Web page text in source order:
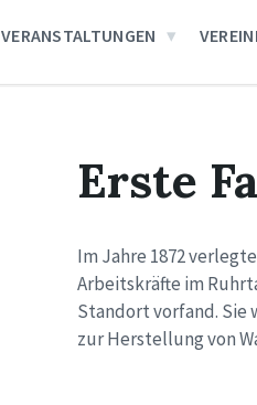
VERANSTALTUNGEN
Erste
Im Jahre 1872
Arbeitskräfte im
Standort vorfand. Sie
zur Herstellung von